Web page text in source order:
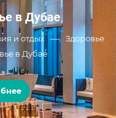
в Дубае
и отдых — Здоровье
в Дубае